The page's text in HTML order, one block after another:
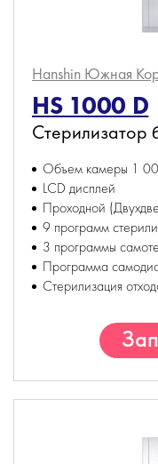
Hanshin Южная
HS 1000 D
Стерилизатор
Объем камеры 1
LCD дисплей
Проходной
9 программ
3 программы
Программа
Стерилизация